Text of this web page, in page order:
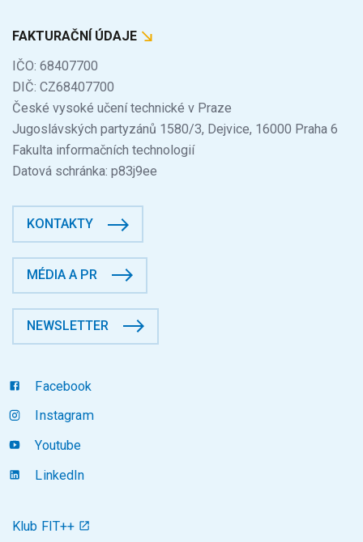
FAKTURAČNÍ ÚDAJE
IČO: 68407700
DIČ: CZ68407700
České vysoké učení technické v Praze
Jugoslávských partyzánů 1580/3, Dejvice, 16000 Praha 6
Fakulta informačních technologií
Datová schránka: p83j9ee
KONTAKTY
MÉDIA A PR
NEWSLETTER
Facebook
Instagram
Youtube
LinkedIn
Klub FIT++